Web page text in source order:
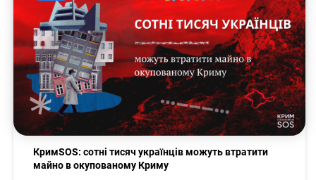
КримSOS: сотні тисяч українців можуть втратити
майно в окупованому Криму